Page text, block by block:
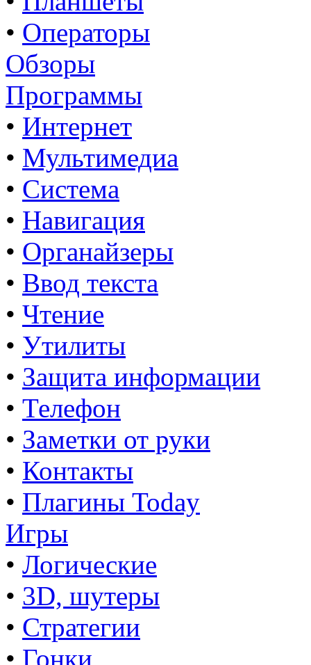
• Операторы
Обзоры
Программы
• Интернет
• Мультимедиа
• Система
• Навигация
• Органайзеры
• Ввод текста
• Чтение
• Утилиты
• Защита информации
• Телефон
• Заметки от руки
• Контакты
• Плагины Today
Игры
• Логические
• 3D, шутеры
• Стратегии
• Гонки